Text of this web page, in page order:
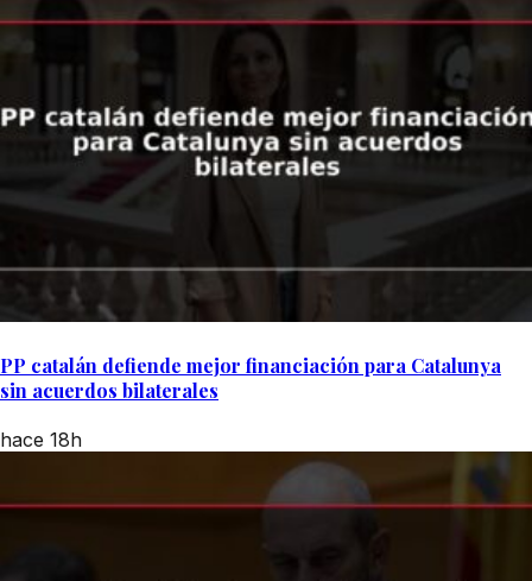
PP catalán defiende mejor financiación para Catalunya
sin acuerdos bilaterales
hace 18h